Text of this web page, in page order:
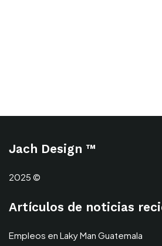
Jach Design ™
2025 ©
Artículos de noticias
Empleos en Laky Man Guatemala